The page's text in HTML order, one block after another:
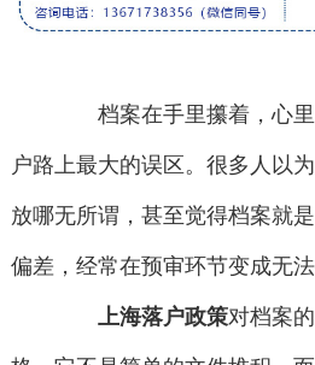
档案在手里攥着，心里
户路上最大的误区。很多人以
放哪无所谓，甚至觉得档案就
偏差，经常在预审环节变成无法
上海落户政策对档案